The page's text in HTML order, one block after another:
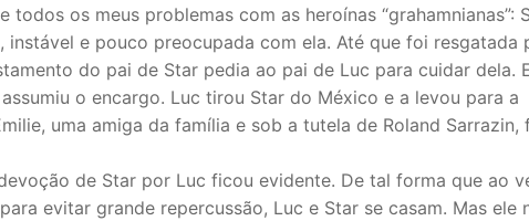
os meus problemas com as heroínas “grahamnianas”:
instável e pouco preocupada com ela. Até que foi resgatada
do pai de Star pedia ao pai de Luc para cuidar dela.
o encargo. Luc tirou Star do México e a levou para a
uma amiga da família e sob a tutela de Roland Sarrazin,
de Star por Luc ficou evidente. De tal forma que ao
evitar grande repercussão, Luc e Star se casam. Mas ele